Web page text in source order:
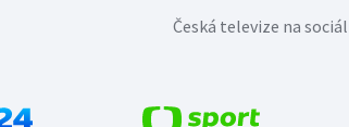
Česká televize na